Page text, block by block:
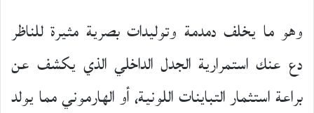
وهو ما يخلف دمدمة وتوليدات بصرية مثيرة للناظر
دع عنك استمرارية الجدل الداخلي الذي يكشف عن
براعة استثمار التباينات اللونية، أو الهارموني مما يولد